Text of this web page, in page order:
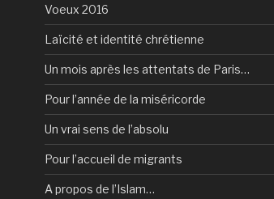
Voeux 2016
Laïcité et identité chrétienne
Un mois après les attentats de Paris…
Pour l’année de la miséricorde
Un vrai sens de l’absolu
Pour l’accueil de migrants
A propos de l’Islam…